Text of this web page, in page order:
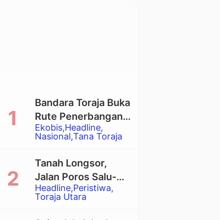
Ekobis Headline
Nasional Tana Toraja
Bandara Toraja Buka
Rute Penerbangan
Langsung Toraja-
Balikpapan
Headline Peristiwa
Toraja Utara
Tanah Longsor,
Jalan Poros Salu-
Dende’ Tertutup
Total